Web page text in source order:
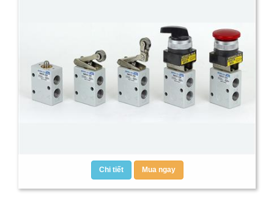
Chi tiết Mua ngay